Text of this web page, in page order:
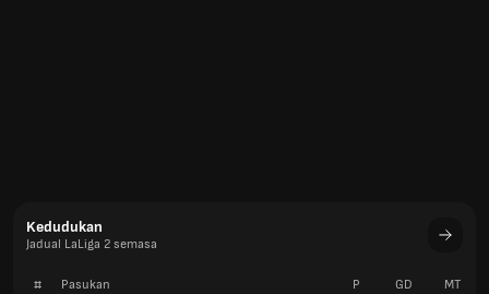
Kedudukan
Jadual LaLiga 2 semasa
# Pasukan P GD MT